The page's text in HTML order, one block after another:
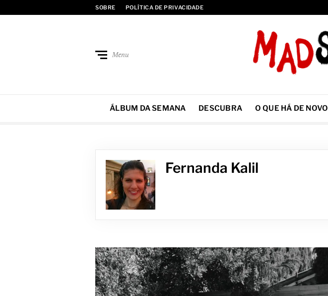
SOBRE POLÍTICA DE PRIVACIDADE
Menu
ÁLBUM DA SEMANA DESCUBRA O QUE HÁ DE NOVO
Fernanda Kalil